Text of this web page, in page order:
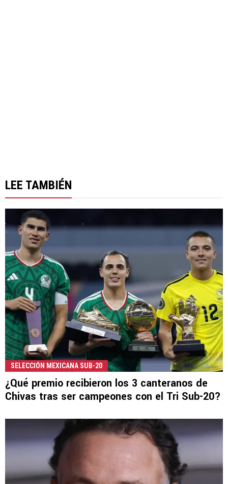
LEE TAMBIÉN
SELECCIÓN MEXICANA SUB-20
¿Qué premio recibieron los 3 canteranos de
Chivas tras ser campeones con el Tri Sub-20?